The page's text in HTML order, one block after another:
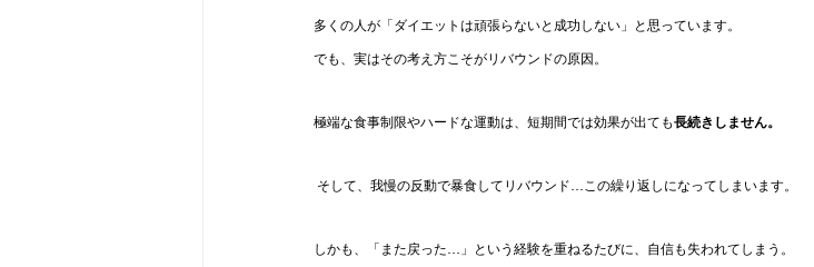
多くの人が「ダイエットは頑張らないと成功しない」と思っています。
でも、実はその考え方こそがリバウンドの原因。
極端な食事制限やハードな運動は、短期間では効果が出ても長続きしません。
そして、我慢の反動で暴食してリバウンド…この繰り返しになってしまいます。
しかも、「また戻った…」という経験を重ねるたびに、自信も失われてしまう。